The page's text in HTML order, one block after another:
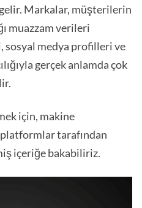
Markalar, müşterilerin
muazzam verileri
medya profilleri ve
gerçek anlamda çok
için, makine
tarafından
içeriğe bakabiliriz.